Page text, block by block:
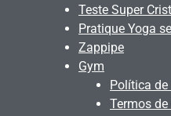
Teste Super
Pratique Yoga
Zappipe
Gym
Política
Termos